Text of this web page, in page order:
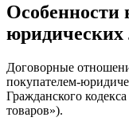
Особенности
юридических
Договорные
покупателем-
Гражданского
товаров»).